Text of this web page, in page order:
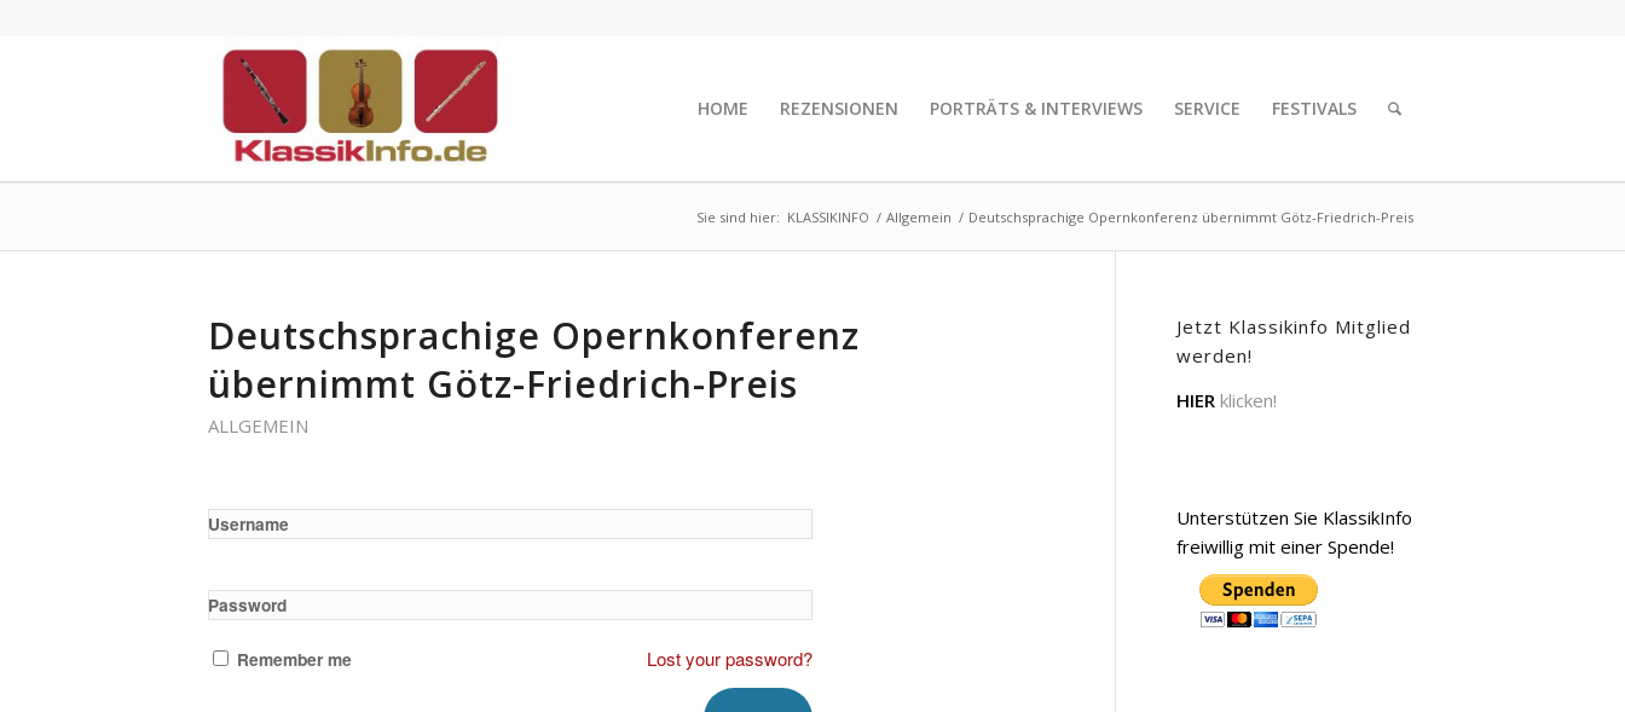
HOME REZENSIONEN PORTRÄTS & INTERVIEWS SERVICE FESTIVALS
Sie sind hier: KLASSIKINFO / Allgemein / Deutschsprachige Opernkonferenz übernimmt Götz-Friedrich-Preis
Deutschsprachige Opernkonferenz
übernimmt Götz-Friedrich-Preis
ALLGEMEIN
Username
Password
Remember me Lost your password?
Jetzt Klassikinfo Mitglied
werden!
HIER klicken!
Unterstützen Sie KlassikInfo
freiwillig mit einer Spende!